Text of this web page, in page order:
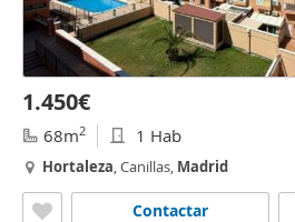
1.450€
68m2 1 Hab
Hortaleza, Canillas, Madrid
Contactar